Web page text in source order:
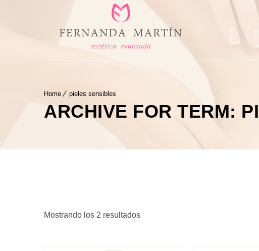
Home pieles sensibles
ARCHIVE FOR TERM:
Mostrando los 2 resultadosOrdenado